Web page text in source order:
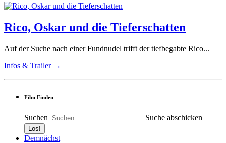
Rico, Oskar und die Tieferschatten
Auf der Suche nach einer Fundnudel trifft der tiefbegabte Rico...
Infos & Trailer →
Film Finden
Suchen Suche abschicken
Demnächst